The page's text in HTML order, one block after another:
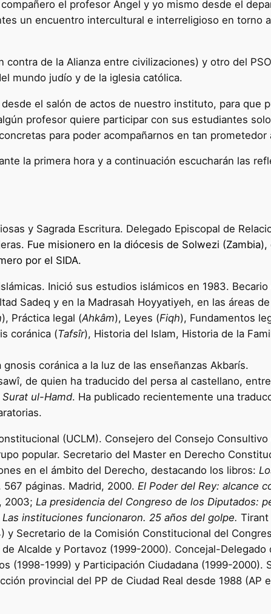
el profesor Ángel y yo mismo desde el
un encuentro intercultural e interreligioso en torno
de la Alianza entre civilizaciones) y otro del
mundo judío y de la iglesia católica.
el salón de actos de nuestro instituto, para que
profesor quiere participar con sus estudiantes
para poder acompañarnos en tan prometedor
la primera hora y a continuación escucharán las
y Sagrada Escritura. Delegado Episcopal de
Fue misionero en la diócesis de Solwezi
por el SIDA.
Inició sus estudios islámicos en 1983.
Sadeq y en la Madrasah Hoyyatiyeh, en las áreas
), Práctica legal (Ahkâm), Leyes (Fiqh), Fundamentos
coránica (Tafsîr), Historia del Islam, Historia de la
coránica a la luz de las enseñanzas Akbarís.
de quien ha traducido del persa al castellano,
Surat ul-Hamd. Ha publicado recientemente una
(UCLM). Consejero del Consejo
popular. Secretario del Master en Derecho
en el ámbito del Derecho, destacando los libros:
páginas. Madrid, 2000. El Poder del Rey: alcance
2003; La presidencia del Congreso de los Diputados:
Las instituciones funcionaron. 25 años del golpe. Tirant
Secretario de la Comisión Constitucional del
Alcalde y Portavoz (1999-2000). Concejal-
(1998-1999) y Participación Ciudadana (1999-2000).
provincial del PP de Ciudad Real desde 1988 (AP